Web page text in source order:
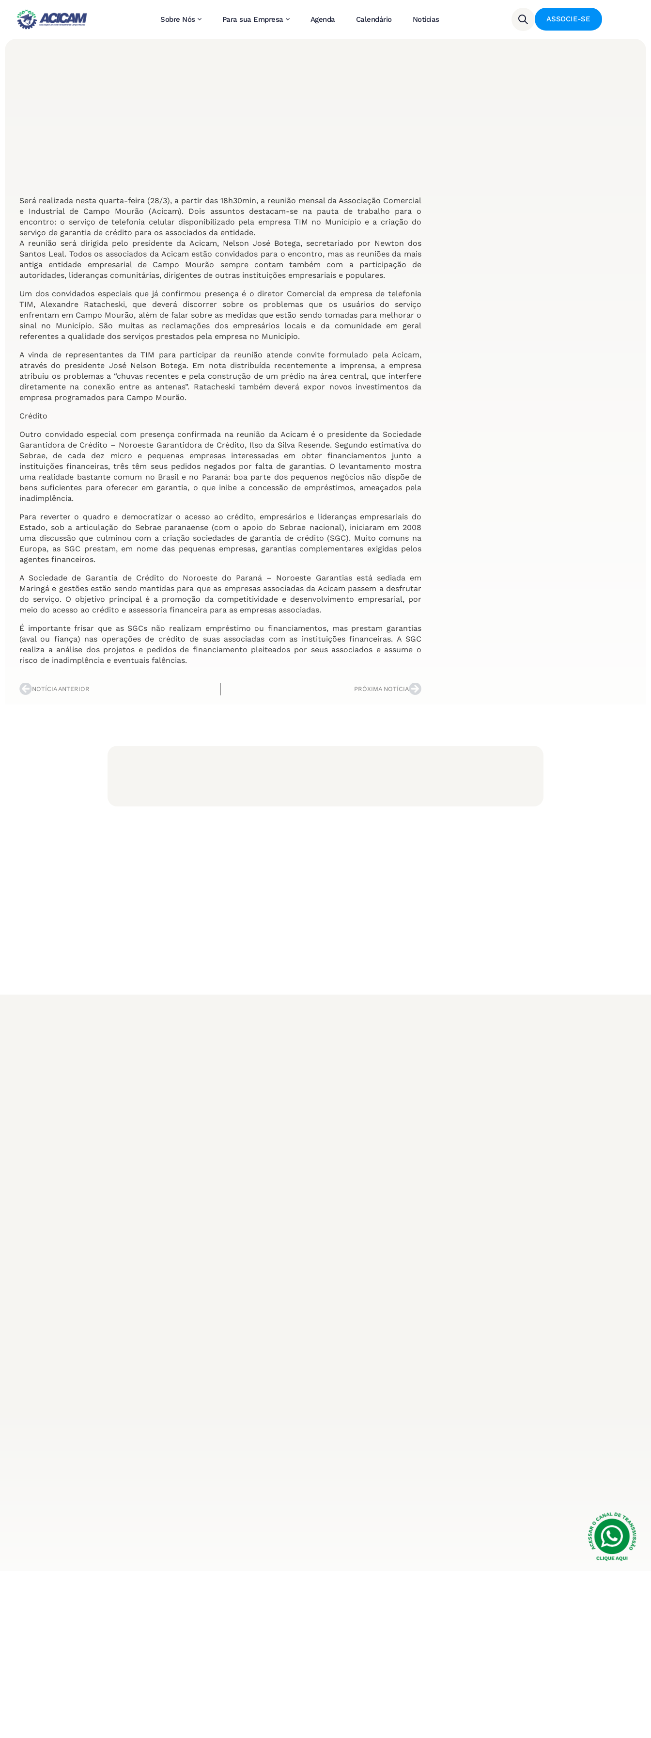
Sobre Nós Para sua Empresa Agenda Calendário Notícias ASSOCIE-SE
Será realizada nesta quarta-feira (28/3), a partir das 18h30min, a reunião mensal da Associação Comercial
e Industrial de Campo Mourão (Acicam). Dois assuntos destacam-se na pauta de trabalho para o
encontro: o serviço de telefonia celular disponibilizado pela empresa TIM no Município e a criação do
serviço de garantia de crédito para os associados da entidade.
A reunião será dirigida pelo presidente da Acicam, Nelson José Botega, secretariado por Newton dos
Santos Leal. Todos os associados da Acicam estão convidados para o encontro, mas as reuniões da mais
antiga entidade empresarial de Campo Mourão sempre contam também com a participação de
autoridades, lideranças comunitárias, dirigentes de outras instituições empresariais e populares.
Um dos convidados especiais que já confirmou presença é o diretor Comercial da empresa de telefonia
TIM, Alexandre Ratacheski, que deverá discorrer sobre os problemas que os usuários do serviço
enfrentam em Campo Mourão, além de falar sobre as medidas que estão sendo tomadas para melhorar o
sinal no Município. São muitas as reclamações dos empresários locais e da comunidade em geral
referentes a qualidade dos serviços prestados pela empresa no Município.
A vinda de representantes da TIM para participar da reunião atende convite formulado pela Acicam,
através do presidente José Nelson Botega. Em nota distribuída recentemente a imprensa, a empresa
atribuiu os problemas a “chuvas recentes e pela construção de um prédio na área central, que interfere
diretamente na conexão entre as antenas”. Ratacheski também deverá expor novos investimentos da
empresa programados para Campo Mourão.
Crédito
Outro convidado especial com presença confirmada na reunião da Acicam é o presidente da Sociedade
Garantidora de Crédito – Noroeste Garantidora de Crédito, Ilso da Silva Resende. Segundo estimativa do
Sebrae, de cada dez micro e pequenas empresas interessadas em obter financiamentos junto a
instituições financeiras, três têm seus pedidos negados por falta de garantias. O levantamento mostra
uma realidade bastante comum no Brasil e no Paraná: boa parte dos pequenos negócios não dispõe de
bens suficientes para oferecer em garantia, o que inibe a concessão de empréstimos, ameaçados pela
inadimplência.
Para reverter o quadro e democratizar o acesso ao crédito, empresários e lideranças empresariais do
Estado, sob a articulação do Sebrae paranaense (com o apoio do Sebrae nacional), iniciaram em 2008
uma discussão que culminou com a criação sociedades de garantia de crédito (SGC). Muito comuns na
Europa, as SGC prestam, em nome das pequenas empresas, garantias complementares exigidas pelos
agentes financeiros.
A Sociedade de Garantia de Crédito do Noroeste do Paraná – Noroeste Garantias está sediada em
Maringá e gestões estão sendo mantidas para que as empresas associadas da Acicam passem a desfrutar
do serviço. O objetivo principal é a promoção da competitividade e desenvolvimento empresarial, por
meio do acesso ao crédito e assessoria financeira para as empresas associadas.
É importante frisar que as SGCs não realizam empréstimo ou financiamentos, mas prestam garantias
(aval ou fiança) nas operações de crédito de suas associadas com as instituições financeiras. A SGC
realiza a análise dos projetos e pedidos de financiamento pleiteados por seus associados e assume o
risco de inadimplência e eventuais falências.
NOTÍCIA ANTERIOR PRÓXIMA NOTÍCIA